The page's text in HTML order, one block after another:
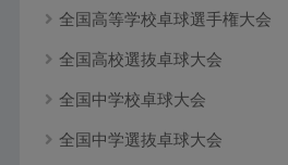
全国高等学校卓球選手権大会
全国高校選抜卓球大会
全国中学校卓球大会
全国中学選抜卓球大会